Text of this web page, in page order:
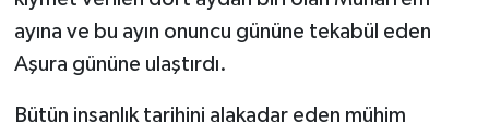
ayına ve bu ayın onuncu gününe tekabül eden
Aşura gününe ulaştırdı.
Bütün insanlık tarihini alakadar eden mühim